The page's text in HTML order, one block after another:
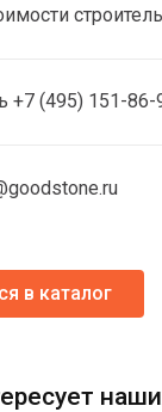
+7 (495) 151-86-
в каталог